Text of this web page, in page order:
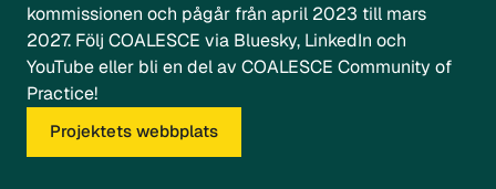
kommissionen och pågår från april 2023 till mars
2027. Följ COALESCE via Bluesky, LinkedIn och
YouTubeeller bli en del av COALESCE Community of
Practice!
Projektets webbplats